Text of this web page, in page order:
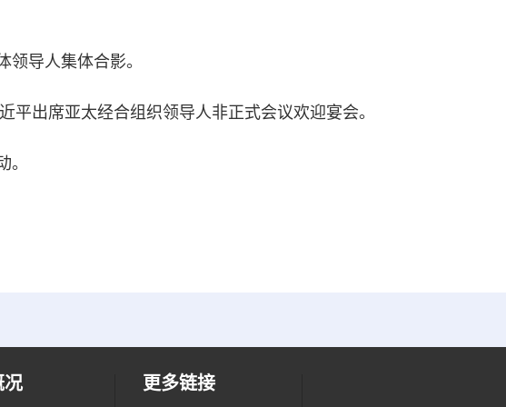
导人集体合影。
出席亚太经合组织领导人非正式会议欢迎宴会。
况 更多链接